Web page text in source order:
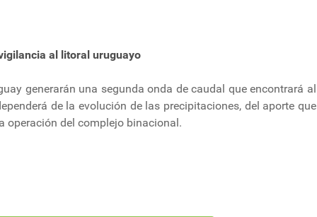
al litoral uruguayo
generarán una segunda onda de caudal que encontrará al
de la evolución de las precipitaciones, del aporte que
operación del complejo binacional.